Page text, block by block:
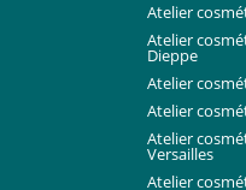
Atelier
Atelier
Dieppe
Atelier
Atelier
Atelier
Versailles
Atelier